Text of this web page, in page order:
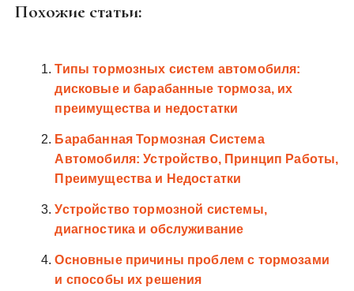
Похожие статьи:
Типы тормозных систем автомобиля:
дисковые и барабанные тормоза, их
преимущества и недостатки
Барабанная Тормозная Система
Автомобиля: Устройство, Принцип Работы,
Преимущества и Недостатки
Устройство тормозной системы,
диагностика и обслуживание
Основные причины проблем с тормозами
и способы их решения